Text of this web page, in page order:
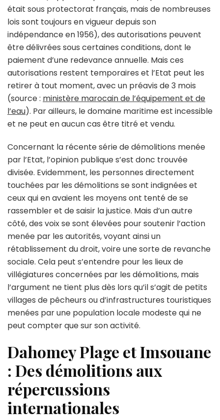
était sous protectorat français, mais de nombreuses
lois sont toujours en vigueur depuis son
indépendance en 1956), des autorisations peuvent
être délivrées sous certaines conditions, dont le
paiement d’une redevance annuelle. Mais ces
autorisations restent temporaires et l’Etat peut les
retirer à tout moment, avec un préavis de 3 mois
(source : ministère marocain de l’équipement et de
l’eau). Par ailleurs, le domaine maritime est incessible
et ne peut en aucun cas être titré et vendu.
Concernant la récente série de démolitions menée
par l’Etat, l’opinion publique s’est donc trouvée
divisée. Evidemment, les personnes directement
touchées par les démolitions se sont indignées et
ceux qui en avaient les moyens ont tenté de se
rassembler et de saisir la justice. Mais d’un autre
côté, des voix se sont élevées pour soutenir l’action
menée par les autorités, voyant ainsi un
rétablissement du droit, voire une sorte de revanche
sociale. Cela peut s’entendre pour les lieux de
villégiatures concernées par les démolitions, mais
l’argument ne tient plus dès lors qu’il s’agit de petits
villages de pêcheurs ou d’infrastructures touristiques
menées par une population locale modeste qui ne
peut compter que sur son activité.
Dahomey Plage et Imsouane
: Des démolitions aux
répercussions
internationales